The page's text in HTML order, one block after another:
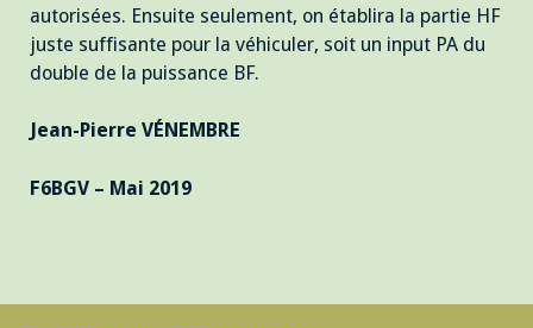
autorisées. Ensuite seulement, on établira la partie HF
juste suffisante pour la véhiculer, soit un input PA du
double de la puissance BF.
Jean-Pierre VÉNEMBRE
F6BGV – Mai 2019